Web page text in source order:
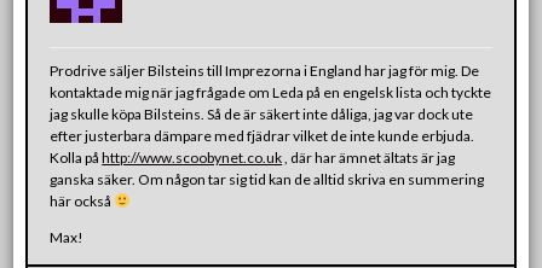
Prodrive säljer Bilsteins till Imprezorna i England har jag för mig. De
kontaktade mig när jag frågade om Leda på en engelsk lista och tyckte
jag skulle köpa Bilsteins. Så de är säkert inte dåliga, jag var dock ute
efter justerbara dämpare med fjädrar vilket de inte kunde erbjuda.
Kolla påhttp://www.scoobynet.co.uk , där har ämnet ältats är jag
ganska säker. Om någon tar sig tid kan de alltid skriva en summering
här också
Max!